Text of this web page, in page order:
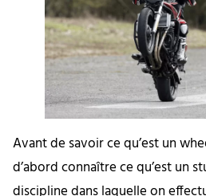
Avant de savoir ce qu’est un
d’abord connaître ce qu’est un
discipline dans laquelle on